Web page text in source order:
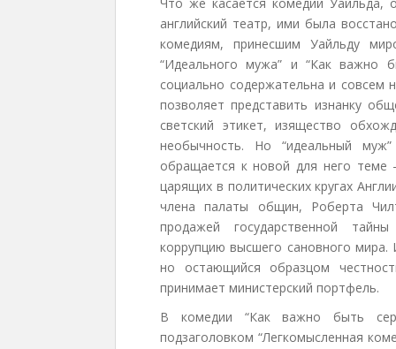
английский театр, ими была
комедиям, принесшим Уайльду
“Идеального мужа” и “Как важно
социально содержательна и совсем
позволяет представить изнанку
светский этикет, изящество
необычность. Но “идеальный
обращается к новой для него теме
царящих в политических кругах
члена палаты общин, Роберта
продажей государственной
коррупцию высшего сановного
но остающийся образцом
принимает министерский портфель.
В комедии “Как важно быть
подзаголовком “Легкомысленная